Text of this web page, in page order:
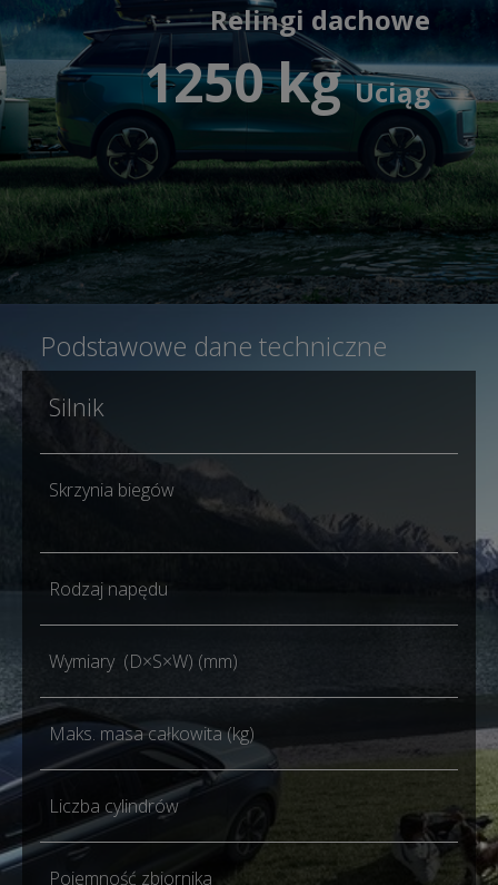
Relingi dachowe
1250 kgUciąg
Podstawowe dane techniczne
Silnik
Skrzynia biegów
Rodzaj napędu
Wymiary (D×S×W) (mm)
Maks. masa całkowita (kg)
Liczba cylindrów 4
Pojemność zbiornika
51